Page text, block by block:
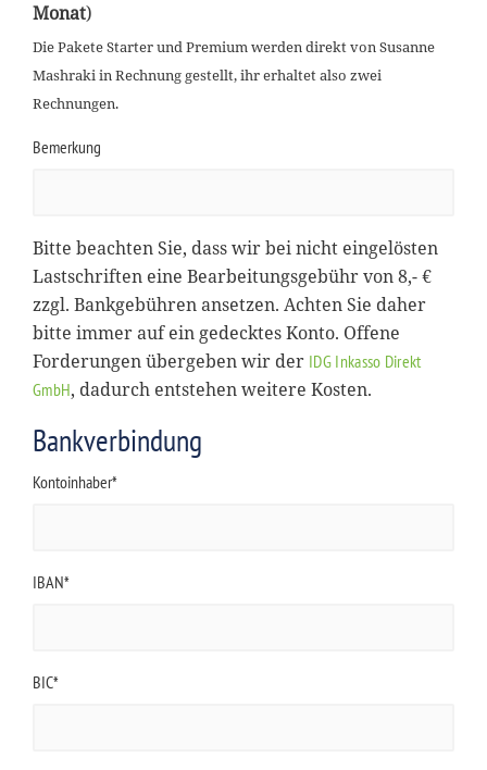
Monat)
Die Pakete Starter und Premium werden direkt von Susanne
Mashraki in Rechnung gestellt, ihr erhaltet also zwei
Rechnungen.
Bemerkung
Bitte beachten Sie, dass wir bei nicht eingelösten
Lastschriften eine Bearbeitungsgebühr von 8,- €
zzgl. Bankgebühren ansetzen. Achten Sie daher
bitte immer auf ein gedecktes Konto. Offene
Forderungen übergeben wir der IDG Inkasso Direkt
GmbH, dadurch entstehen weitere Kosten.
Bankverbindung
Kontoinhaber*
IBAN*
BIC*